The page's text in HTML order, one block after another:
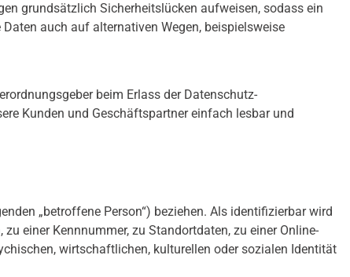
grundsätzlich Sicherheitslücken aufweisen, sodass ein
auch auf alternativen Wegen, beispielsweise
beim Erlass der Datenschutz-
Kunden und Geschäftspartner einfach lesbar und
„betroffene Person“) beziehen. Als identifizierbar wird
einer Kennnummer, zu Standortdaten, zu einer Online-
wirtschaftlichen, kulturellen oder sozialen Identität